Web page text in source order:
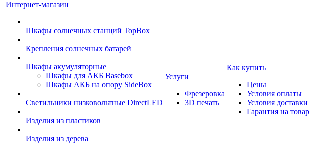
Интернет-магазин
Шкафы солнечных станций TopBox
Крепления солнечных батарей
Шкафы акумуляторные
Шкафы для АКБ Basebox
Шкафы АКБ на опору SideBox
Светильники низковольтные DirectLED
Изделия из пластиков
Изделия из дерева
Услуги
Фрезеровка
3D печать
Как купить
Цены
Условия оплаты
Условия доставки
Гарантия на товар